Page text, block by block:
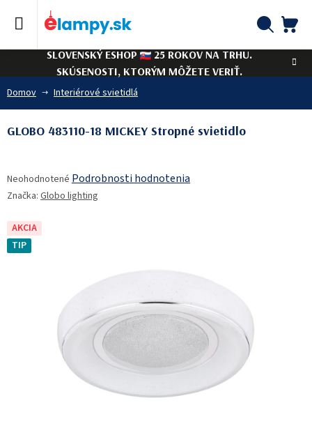
SLOVENSKÝ ESHOP
25 ROKOV NA TRHU.
SKÚSENOSTI, KTORÝM MÔŽETE VERIŤ.
Domov Interiérové svietidlá
GLOBO 483110-18 MICKEY Stropné svietidlo
hodnotenie
produktu
0,0
z
Neohodnotené Podrobnosti hodnotenia
Značka: Globo lighting
AKCIA
TIP